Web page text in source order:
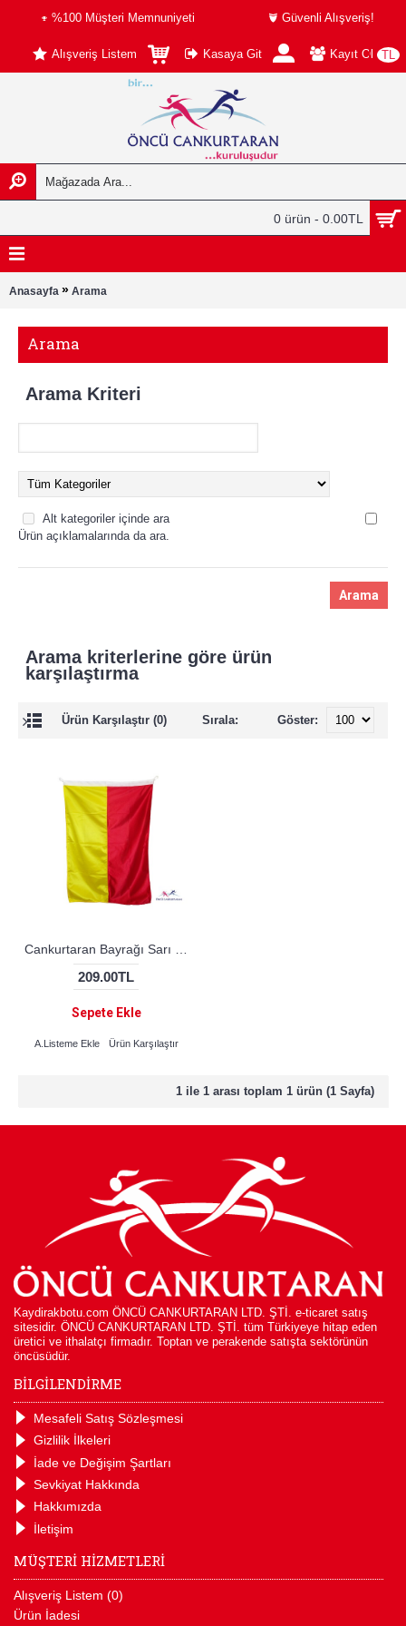
%100 Müşteri Memnuniyeti Güvenli Alışveriş!
TL
Alışveriş Listem Kasaya Git Kayıt Ol
0 ürün - 0.00TL
Anasayfa » Arama
Arama
Arama Kriteri
Alt kategoriler içinde ara
Ürün açıklamalarında da ara.
Arama kriterlerine göre ürün
karşılaştırma
Ürün Karşılaştır (0) Göster:
Sırala:
209.00TL
Sepete Ekle
A.Listeme Ekle Ürün Karşılaştır
1 ile 1 arası toplam 1 ürün (1 Sayfa)
Kaydirakbotu.com ÖNCÜ CANKURTARAN LTD. ŞTİ. e-ticaret satış
sitesidir. ÖNCÜ CANKURTARAN LTD. ŞTİ. tüm Türkiyeye hitap eden
üretici ve ithalatçı firmadır. Toptan ve perakende satışta sektörünün
öncüsüdür.
BİLGİLENDİRME
Mesafeli Satış Sözleşmesi
Gizlilik İlkeleri
İade ve Değişim Şartları
Sevkiyat Hakkında
Hakkımızda
İletişim
MÜŞTERİ HİZMETLERİ
Alışveriş Listem (0)
Ürün İadesi